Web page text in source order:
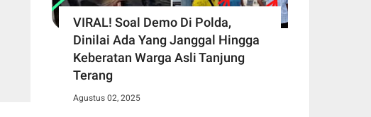
VIRAL! Soal Demo Di Polda,
Dinilai Ada Yang Janggal Hingga
Keberatan Warga Asli Tanjung
Terang
Agustus 02, 2025